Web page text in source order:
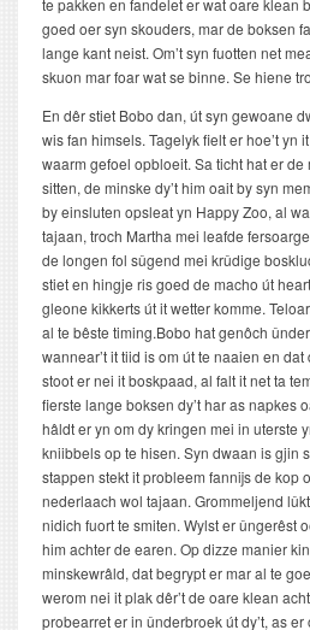
te pakken en fandelet er wat oare klean
goed oer syn skouders, mar de boksen
lange kant neist. Om’t syn fuotten net
skuon mar foar wat se binne. Se hiene
En dêr stiet Bobo dan, út syn gewoane
wis fan himsels. Tagelyk fielt er hoe’t yn
waarm gefoel opbloeit. Sa ticht hat er de
sitten, de minske dy’t him oait by syn
by einsluten opsleat yn Happy Zoo, al
tajaan, troch Martha mei leafde
de longen fol sûgend mei krûdige
stiet en hingje ris goed de macho út
gleone kikkerts út it wetter komme.
al te bêste timing.Bobo hat genôch
wannear’t it tiid is om út te naaien en
stoot er nei it boskpaad, al falt it net ta
fierste lange boksen dy’t har as napkes
hâldt er yn om dy kringen mei in uterste
kniibbels op te hisen. Syn dwaan is gjin
stappen stekt it probleem fannijs de kop
nederlaach wol tajaan. Grommeljend
nidich fuort te smiten. Wylst er ûngerêst
him achter de earen. Op dizze manier
minskewrâld, dat begrypt er mar al te
werom nei it plak dêr’t de oare klean
probearret er in ûnderbroek út dy’t, as